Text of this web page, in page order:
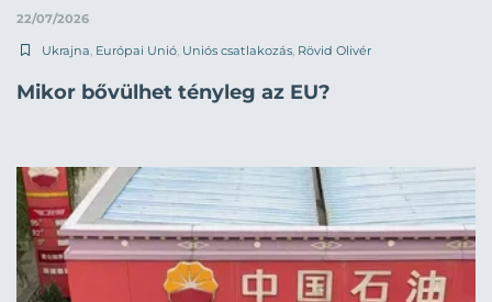
22/07/2026
Ukrajna Európai Unió Uniós csatlakozás Rövid Olivér
Mikor bővülhet tényleg az EU?